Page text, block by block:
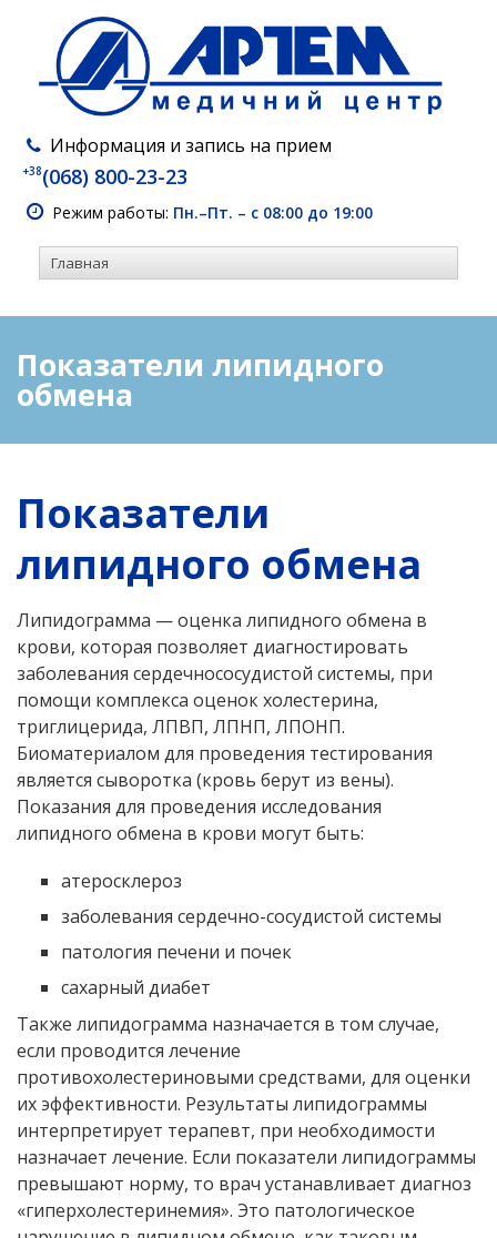
Информация и запись на прием
+38(068) 800-23-23
Режим работы: Пн.–Пт. – с 08:00 до 19:00
Показатели липидного
обмена
Показатели
липидного обмена
Липидограмма — оценка липидного обмена в
крови, которая позволяет диагностировать
заболевания сердечнососудистой системы, при
помощи комплекса оценок холестерина,
триглицерида, ЛПВП, ЛПНП, ЛПОНП.
Биоматериалом для проведения тестирования
является сыворотка (кровь берут из вены).
Показания для проведения исследования
липидного обмена в крови могут быть:
атеросклероз
заболевания сердечно-сосудистой системы
патология печени и почек
сахарный диабет
Также липидограмма назначается в том случае,
если проводится лечение
противохолестериновыми средствами, для оценки
их эффективности. Результаты липидограммы
интерпретирует терапевт, при необходимости
назначает лечение. Если показатели липидограммы
превышают норму, то врач устанавливает диагноз
«гиперхолестеринемия». Это патологическое